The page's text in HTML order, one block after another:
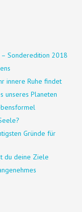
Sonderedition 2018
innere Ruhe findet
unseres Planeten
Gründe für
du deine Ziele